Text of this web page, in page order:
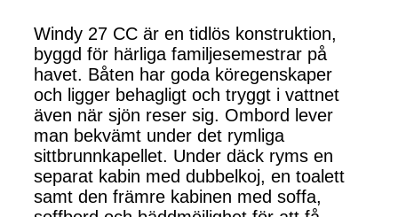
Windy 27 CC är en tidlös konstruktion,
byggd för härliga familjesemestrar på
havet. Båten har goda köregenskaper
och ligger behagligt och tryggt i vattnet
även när sjön reser sig. Ombord lever
man bekvämt under det rymliga
sittbrunnkapellet. Under däck ryms en
separat kabin med dubbelkoj, en toalett
samt den främre kabinen med soffa,